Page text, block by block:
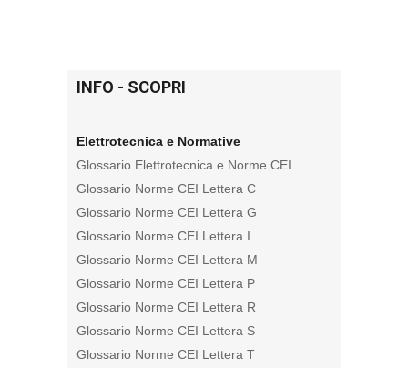
INFO - SCOPRI
Elettrotecnica e Normative
Glossario Elettrotecnica e Norme CEI
Glossario Norme CEI Lettera C
Glossario Norme CEI Lettera G
Glossario Norme CEI Lettera I
Glossario Norme CEI Lettera M
Glossario Norme CEI Lettera P
Glossario Norme CEI Lettera R
Glossario Norme CEI Lettera S
Glossario Norme CEI Lettera T